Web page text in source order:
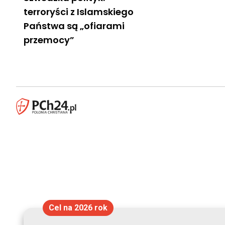
terroryści z Islamskiego
Państwa są „ofiarami
przemocy”
Cel na 2026 rok